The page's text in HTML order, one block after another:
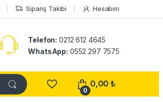
Sipariş Takibi Hesabım
Telefon: 0212 612 4645
WhatsApp: 0552 297 7575
0
0,00₺